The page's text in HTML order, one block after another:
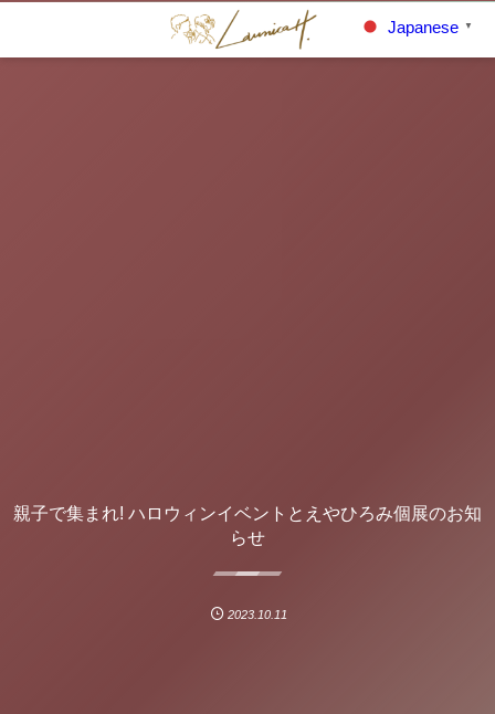
親子で集まれ! ハロウィンイベントとえやひろみ個展のお知
らせ
2023.10.11
Japanese ▼